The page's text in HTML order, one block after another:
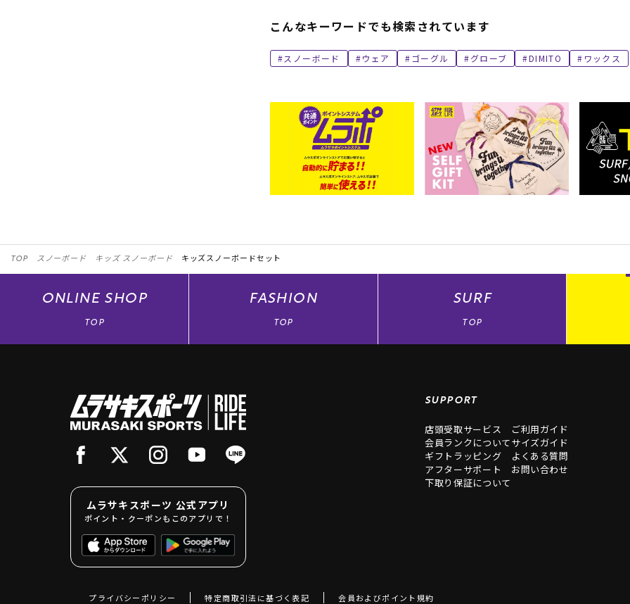
こんなキーワードでも検索されています
スノーボード ウェア ゴーグル グローブ DIMITO ワックス
TOP スノーボード キッズ スノーボード キッズスノーボードセット
ONLINE SHOP
TOP
FASHION
TOP
SURF
TOP
ムラサキスポーツ 公式アプリ
ポイント・クーポンもこのアプリで！
SUPPORT
店頭受取サービス
会員ランクについて
ギフトラッピング
アフターサポート
下取り保証について
ご利用ガイド
サイズガイド
よくある質問
お問い合わせ
プライバシーポリシー 特定商取引法に基づく表記
会員およびポイント規約